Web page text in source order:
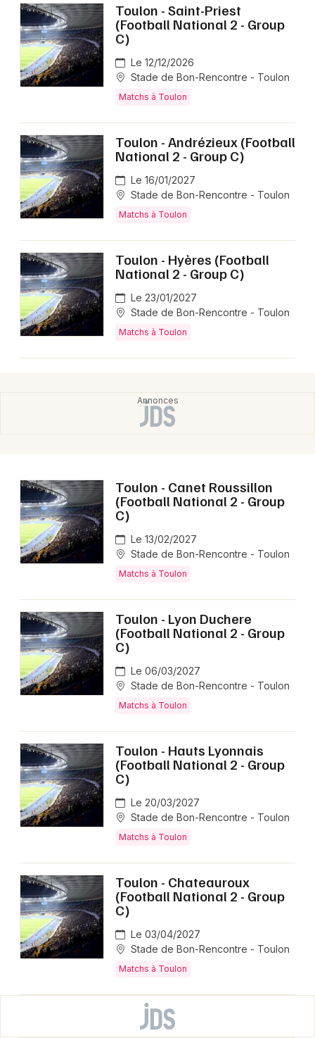
Toulon - Saint-Priest
(Football National 2 - Group
C)
Le 12/12/2026
Stade de Bon-Rencontre - Toulon
Matchs à Toulon
Toulon - Andrézieux (Football
National 2 - Group C)
Le 16/01/2027
Stade de Bon-Rencontre - Toulon
Matchs à Toulon
Toulon - Hyères (Football
National 2 - Group C)
Le 23/01/2027
Stade de Bon-Rencontre - Toulon
Matchs à Toulon
Toulon - Canet Roussillon
(Football National 2 - Group
C)
Le 13/02/2027
Stade de Bon-Rencontre - Toulon
Matchs à Toulon
Toulon - Lyon Duchere
(Football National 2 - Group
C)
Le 06/03/2027
Stade de Bon-Rencontre - Toulon
Matchs à Toulon
Toulon - Hauts Lyonnais
(Football National 2 - Group
C)
Le 20/03/2027
Stade de Bon-Rencontre - Toulon
Matchs à Toulon
Toulon - Chateauroux
(Football National 2 - Group
C)
Le 03/04/2027
Stade de Bon-Rencontre - Toulon
Matchs à Toulon